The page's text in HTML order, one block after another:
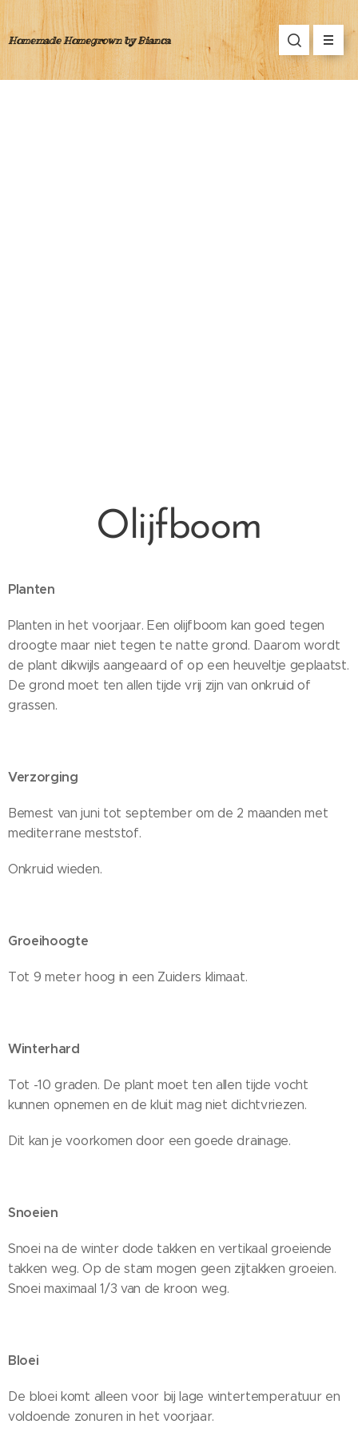
Homemade Homegrown by Bianca
Olijfboom
Planten
Planten in het voorjaar. Een olijfboom kan goed tegen
droogte maar niet tegen te natte grond. Daarom wordt
de plant dikwijls aangeaard of op een heuveltje geplaatst.
De grond moet ten allen tijde vrij zijn van onkruid of
grassen.
Verzorging
Bemest van juni tot september om de 2 maanden met
mediterrane meststof.
Onkruid wieden.
Groeihoogte
Tot 9 meter hoog in een Zuiders klimaat.
Winterhard
Tot -10 graden. De plant moet ten allen tijde vocht
kunnen opnemen en de kluit mag niet dichtvriezen.
Dit kan je voorkomen door een goede drainage.
Snoeien
Snoei na de winter dode takken en vertikaal groeiende
takken weg. Op de stam mogen geen zijtakken groeien.
Snoei maximaal 1/3 van de kroon weg.
Bloei
De bloei komt alleen voor bij lage wintertemperatuur en
voldoende zonuren in het voorjaar.